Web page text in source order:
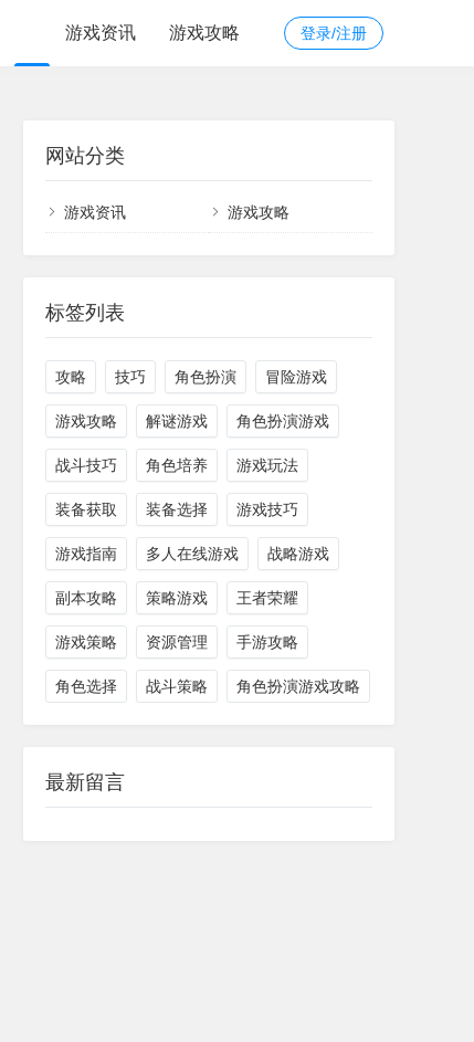
登录/注册
游戏资讯 游戏攻略
网站分类
游戏资讯 游戏攻略
标签列表
攻略 技巧 角色扮演 冒险游戏
游戏攻略 解谜游戏 角色扮演游戏
战斗技巧 角色培养 游戏玩法
装备获取 装备选择 游戏技巧
游戏指南 多人在线游戏 战略游戏
副本攻略 策略游戏 王者荣耀
游戏策略 资源管理 手游攻略
角色选择 战斗策略 角色扮演游戏攻略
最新留言